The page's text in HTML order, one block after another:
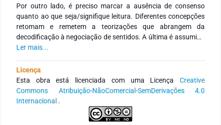
Por outro lado, é preciso marcar a ausência de consenso
quanto ao que seja/signifique leitura. Diferentes concepções
retomam e remetem a teorizações que abrangem da
decodificação à negociação de sentidos. A última é assumida
neste trabalho que, visando à leitura como exercício crítico,
leitura-produção textual, assim como na articulação do
contexto histórico mais amplo à prática pedagógica
desenvolvida na escola básica e das propostas curriculares a
princípios de ação que possam aperfeiçoar situações
implica a produção de sentidos, na qual produtos se repõem
Ler mais...
Licença
Esta obra está licenciada com uma Licença Creative
Commons Atribuição-NãoComercial-SemDerivações 4.0
Internacional .